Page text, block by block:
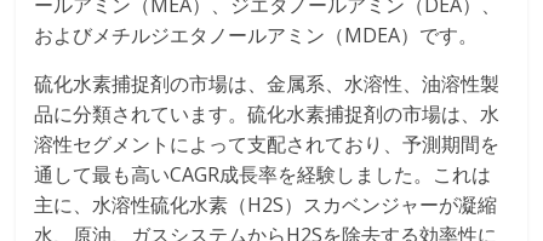
およびメチルジエタノールアミン（MDEA）です。
硫化水素捕捉剤の市場は、金属系、水溶性、油溶性製
品に分類されています。硫化水素捕捉剤の市場は、水
溶性セグメントによって支配されており、予測期間を
通して最も高いCAGR成長率を経験しました。これは
主に、水溶性硫化水素（H2S）スカベンジャーが凝縮
水、原油、ガスシステムからH2Sを除去する効率性に